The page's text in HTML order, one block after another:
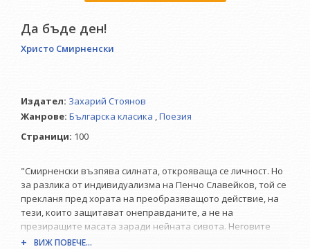
Да бъде ден!
Христо Смирненски
Издател: Захарий Стоянов
Жанрове: Българска класика ,Поезия
Страници: 100
"Смирненски възпява силната, открояваща се личност. Но
за разлика от индивидуализма на Пенчо Славейков, той се
прекланя пред хората на преобразяващото действие, на
тези, които защитават онеправданите, а не на
презиращите масата заради нейната сивота. Неговите
герои са революционери, действащи личности, които не се
ВИЖ ПОВЕЧЕ...